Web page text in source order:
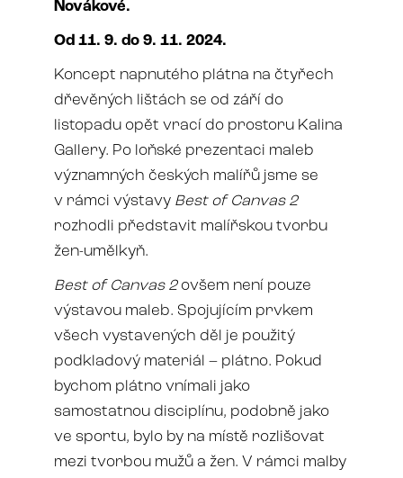
Novákové.
Od 11. 9. do 9. 11. 2024.
Koncept napnutého plátna na čtyřech
dřevěných lištách se od září do
listopadu opět vrací do prostoru Kalina
Gallery. Po loňské prezentaci maleb
významných českých malířů jsme se
v rámci výstavy Best of Canvas 2
rozhodli představit malířskou tvorbu
žen-umělkyň.
Best of Canvas 2ovšem není pouze
výstavou maleb. Spojujícím prvkem
všech vystavených děl je použitý
podkladový materiál – plátno. Pokud
bychom plátno vnímali jako
samostatnou disciplínu, podobně jako
ve sportu, bylo by na místě rozlišovat
mezi tvorbou mužů a žen. V rámci malby